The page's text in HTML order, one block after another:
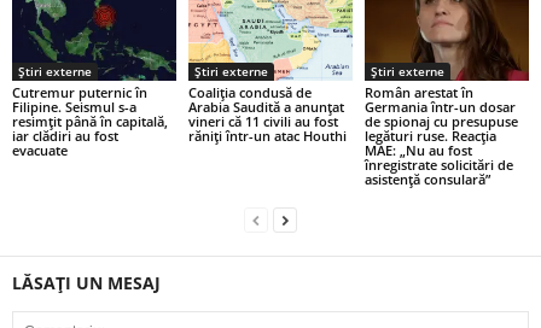
Știri externe
Cutremur puternic în
Filipine. Seismul s-a
resimțit până în capitală,
iar clădiri au fost
evacuate
Știri externe
Coaliția condusă de
Arabia Saudită a anunțat
vineri că 11 civili au fost
răniți într-un atac Houthi
Știri externe
Român arestat în
Germania într-un dosar
de spionaj cu presupuse
legături ruse. Reacția
MAE: „Nu au fost
înregistrate solicitări de
asistenţă consulară”
LĂSAȚI UN MESAJ